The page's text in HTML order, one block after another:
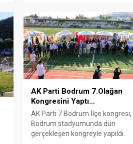
girişimleriyle AFAD
yeniden imar için 1 milyon 414
liralık ödenek ayrıldı. AK Parti
Milletvekilleri Mehmet Yavuz
Demir,...
AK Parti Bodrum 7.Olağan
Kongresini Yaptı…
AK Parti 7.Bodrum İlçe kongresi,
Bodrum stadyumunda dün
gerçekleşen kongreyle yapıldı.